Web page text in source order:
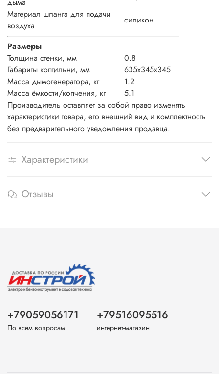
Материал шланга для подачи
воздуха
силикон
Размеры
Толщина стенки, мм
0.8
Габариты коптильни, мм
635х345х345
Масса дымогенератора, кг
1.2
Масса ёмкости/копчения, кг
5.1
Производитель оставляет за собой право изменять
характеристики товара, его внешний вид и комплектность
без предварительного уведомления продавца.
Характеристики
Отзывы
+79059056171
По всем вопросам
+79516095516
интернет-магазин